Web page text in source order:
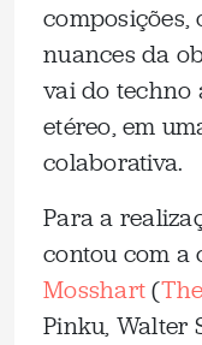
composições,
nuances da
vai do techno
etéreo, em
colaborativa.
Para a
contou com a
Mosshart(
Pinku, Walter